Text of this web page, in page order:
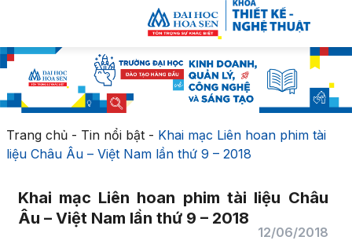
Trang chủ- Tin nổi bật- Khai mạc Liên hoan phim tài
liệu Châu Âu – Việt Nam lần thứ 9 – 2018
Khai mạc Liên hoan phim tài liệu Châu
Âu – Việt Nam lần thứ 9 – 2018
12/06/2018